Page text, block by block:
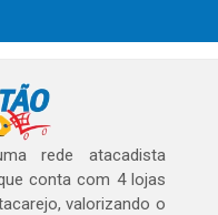
rede atacadista
conta com 4 lojas
valorizando o